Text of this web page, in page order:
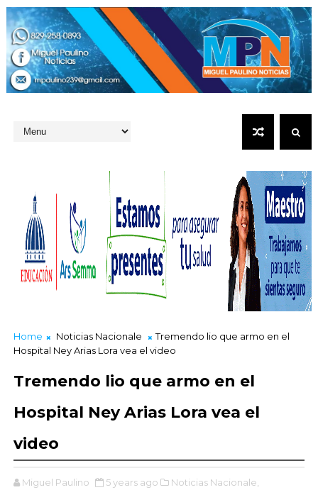
Home Noticias Nacionale
Tremendo lio que armo en el
Hospital Ney Arias Lora vea el video
Tremendo lio que armo en el
Hospital Ney Arias Lora vea el
video
Miguel Paulino 5 years ago Noticias Nacionale,